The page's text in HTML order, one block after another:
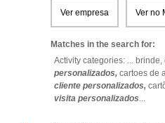
Ver empresa Ver no
Matches in the search for:
Activity categories: ... brinde,
personalizados, cartoes de
cliente personalizados,
visita personalizados...